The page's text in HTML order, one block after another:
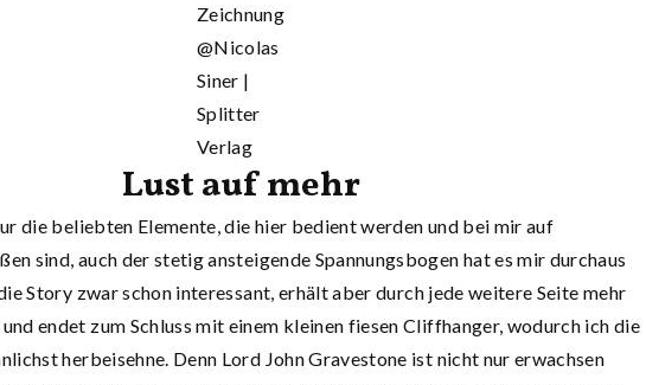
Zeichnung
@Nicolas
Siner |
Splitter
Verlag
Lust auf mehr
die beliebten Elemente, die hier bedient werden und bei mir auf
sind, auch der stetig ansteigende Spannungsbogen hat es mir durchaus
Story zwar schon interessant, erhält aber durch jede weitere Seite mehr
endet zum Schluss mit einem kleinen fiesen Cliffhanger, wodurch ich die
herbeisehne. Denn Lord John Gravestone ist nicht nur erwachsen